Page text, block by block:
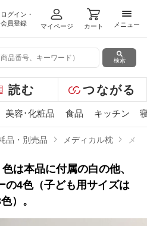
ログイン・
会員登録
マイページ カート
メニ
メニュー
検索
読む つながる
美容･化粧品 食品 キッチン
品・別売品 メディカル枕 メ
は本品に付属の白の他、
の4色（子ども用サイズは
）。